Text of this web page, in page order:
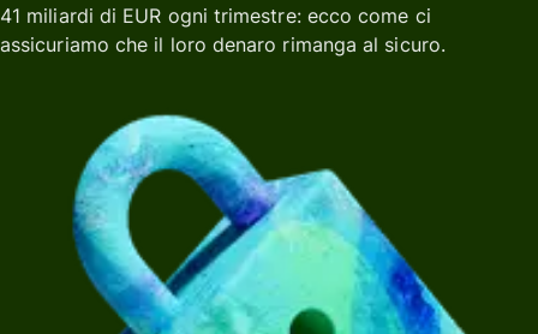
41 miliardi di EUR ogni trimestre: ecco come ci
assicuriamo che il loro denaro rimanga al sicuro.